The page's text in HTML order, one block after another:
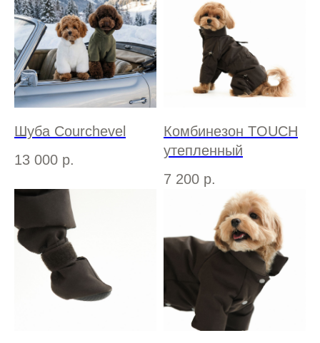
Шуба Courchevel
13 000 р.
Комбинезон TOUCH
утепленный
7 200 р.